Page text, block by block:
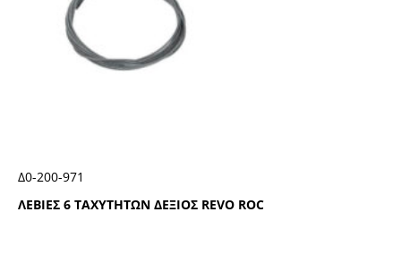
ΛΕΒΙΕΣ 6 ΤΑΧΥΤΗΤΩΝ ΔΕΞΙΟΣ RΕVΟ RΟC
Δ0-200-971